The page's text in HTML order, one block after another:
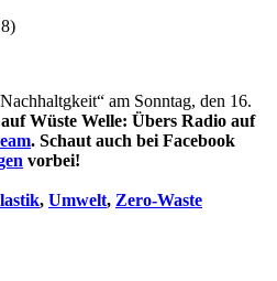
am Sonntag, den 16.
Wüste Welle: Übers Radio auf
. Schaut auch bei Facebook
vorbei!
, Umwelt, Zero-Waste